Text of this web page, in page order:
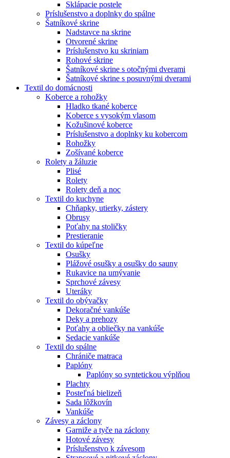
Sklápacie postele
Príslušenstvo a doplnky do spálne
Šatníkové skrine
Nadstavce na skrine
Otvorené skrine
Príslušenstvo ku skriniam
Rohové skrine
Šatníkové skrine s otočnými dverami
Šatníkové skrine s posuvnými dverami
Textil do domácnosti
Koberce a rohožky
Hladko tkané koberce
Koberce s vysokým vlasom
Kožušinové koberce
Príslušenstvo a doplnky ku kobercom
Rohožky
Zošívané koberce
Rolety a žáluzie
Plisé
Rolety
Rolety deň a noc
Textil do kuchyne
Chňapky, utierky, zástery
Obrusy
Poťahy na stoličky
Prestieranie
Textil do kúpeľne
Osušky
Plážové osušky a osušky do sauny
Rukavice na umývanie
Sprchové závesy
Uteráky
Textil do obývačky
Dekoračné vankúše
Deky a prehozy
Poťahy a obliečky na vankúše
Sedacie vankúše
Textil do spálne
Chrániče matraca
Paplóny
Paplóny so syntetickou výplňou
Plachty
Posteľná bielizeň
Sada lôžkovín
Vankúše
Závesy a záclony
Garniže a tyče na záclony
Hotové závesy
Príslušenstvo k závesom